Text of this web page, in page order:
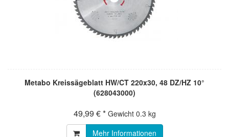
Metabo Kreissägeblatt HW/CT 220x30, 48 DZ/HZ 10°
(628043000)
49,99 € * Gewicht 0.3 kg
Mehr Informationen